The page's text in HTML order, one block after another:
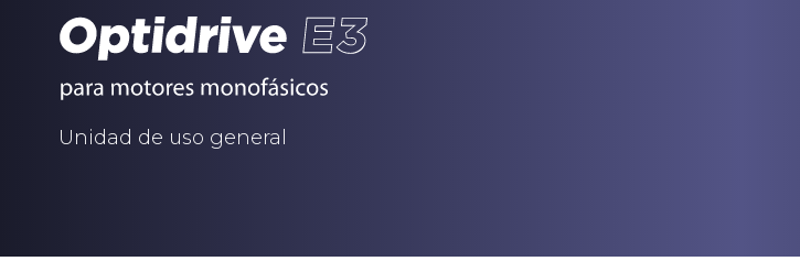
Unidad de uso general